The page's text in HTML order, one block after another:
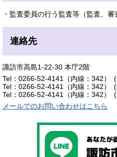
・監査委員の行う監査等（監査、
連絡先
諏訪市高島1-22-30 本庁2階
Tel：0266-52-4141（内線：342）
Tel：0266-52-4141（内線：342）
Tel：0266-52-4141（内線：342）
メールでのお問い合わせはこちら